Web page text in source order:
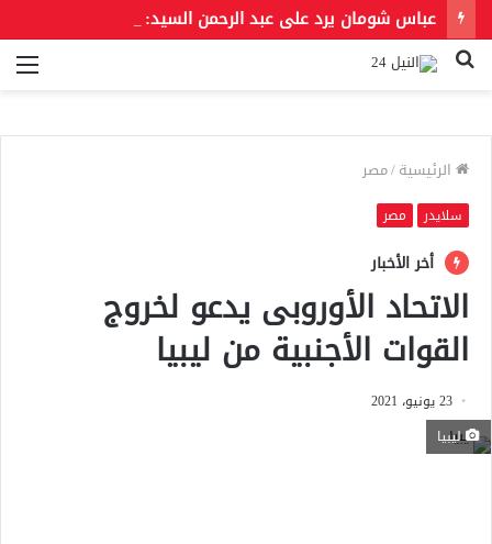
بحث
الرئيسية/مصر
سلايدر مصر
أخر الأخبار
الاتحاد الأوروبى يدعو لخروج
القوات الأجنبية من ليبيا
23 يونيو، 2021
ليبيا